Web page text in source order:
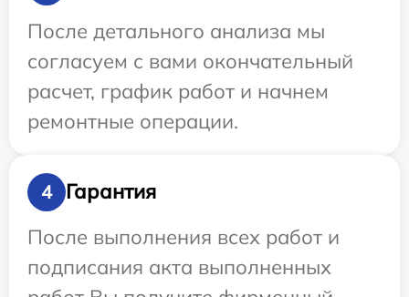
После детального анализа мы
согласуем с вами окончательный
расчет, график работ и начнем
ремонтные операции.
4
Гарантия
После выполнения всех работ и
подписания акта выполненных